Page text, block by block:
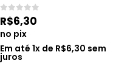
0de 5
R$6,30
no pix
Em até 1x de R$6,30 sem
juros